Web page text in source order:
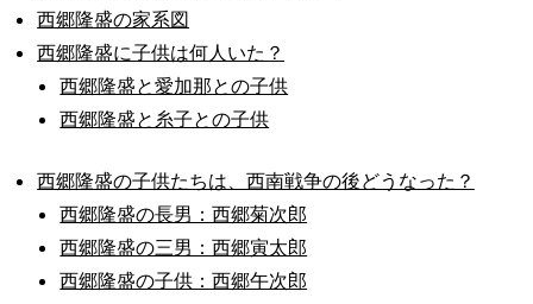
西郷隆盛の家系図
西郷隆盛に子供は何人いた？
西郷隆盛と愛加那との子供
西郷隆盛と糸子との子供
西郷隆盛の子供たちは、西南戦争の後どうなった？
西郷隆盛の長男：西郷菊次郎
西郷隆盛の三男：西郷寅太郎
西郷隆盛の子供：西郷午次郎